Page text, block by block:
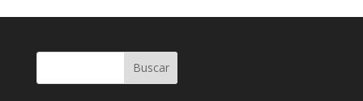
Buscar